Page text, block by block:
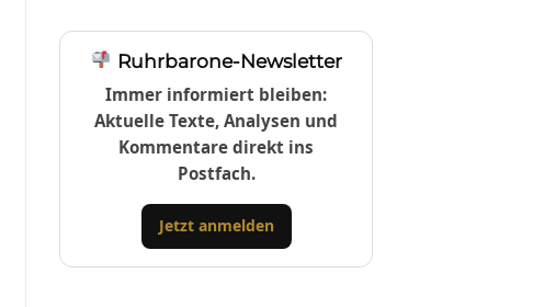
Ruhrbarone-Newsletter
Immer informiert bleiben:
Aktuelle Texte, Analysen und
Kommentare direkt ins
Postfach.
Jetzt anmelden